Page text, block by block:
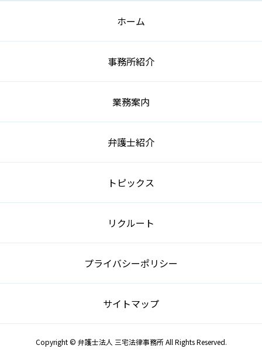
ホーム
事務所紹介
業務案内
弁護士紹介
トピックス
リクルート
プライバシーポリシー
サイトマップ
Copyright © 弁護士法人 三宅法律事務所 All Rights Reserved.